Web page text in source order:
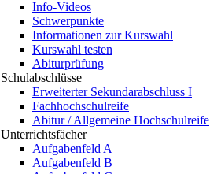
Info-Videos
Schwerpunkte
Informationen zur Kurswahl
Kurswahl testen
Abiturprüfung
Schulabschlüsse
Erweiterter Sekundarabschluss I
Fachhochschulreife
Abitur / Allgemeine Hochschulreife
Unterrichtsfächer
Aufgabenfeld A
Aufgabenfeld B